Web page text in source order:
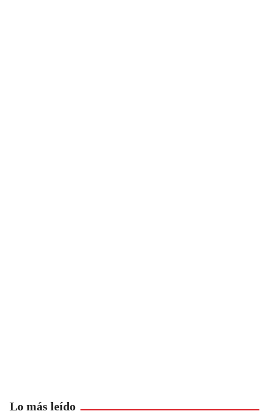
Lo más leído